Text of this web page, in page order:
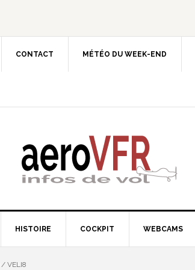
CONTACT MÉTÉO DU WEEK-END
HISTOIRE COCKPIT WEBCAMS
/ VELI8